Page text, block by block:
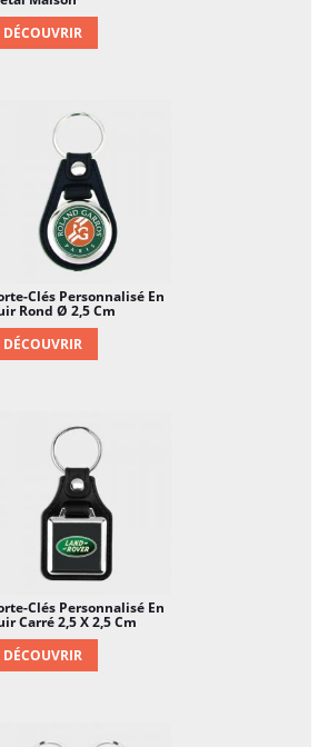
une déclaration de
chaque instant de votre
DÉCOUVRIR
Clés Personnalisé En
Rond Ø 2,5 Cm
DÉCOUVRIR
Clés Personnalisé En
Carré 2,5 X 2,5 Cm
DÉCOUVRIR